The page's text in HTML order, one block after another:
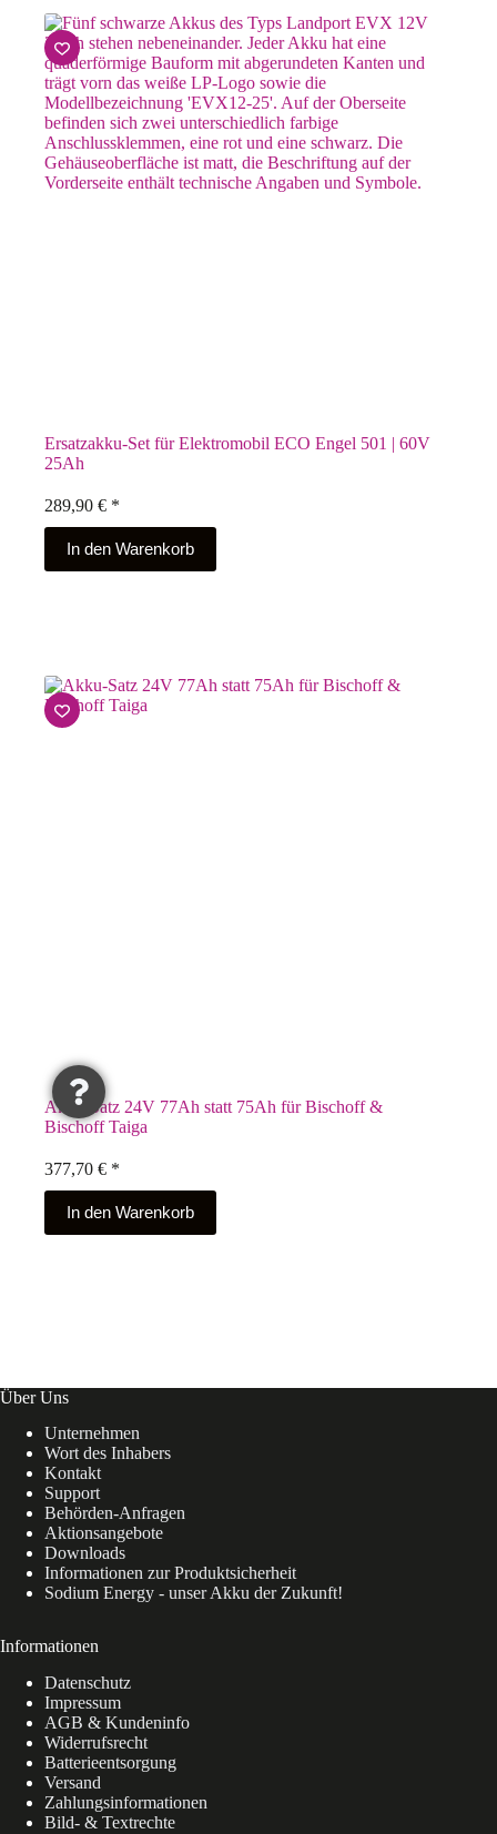
Ersatzakku-Set für Elektromobil ECO Engel 501 | 60V
25Ah
289,90 € *
In den Warenkorb
Akku-Satz 24V 77Ah statt 75Ah für Bischoff &
Bischoff Taiga
377,70 € *
In den Warenkorb
Über Uns
Unternehmen
Wort des Inhabers
Kontakt
Support
Behörden-Anfragen
Aktionsangebote
Downloads
Informationen zur Produktsicherheit
Sodium Energy - unser Akku der Zukunft!
Informationen
Datenschutz
Impressum
AGB & Kundeninfo
Widerrufsrecht
Batterieentsorgung
Versand
Zahlungsinformationen
Bild- & Textrechte